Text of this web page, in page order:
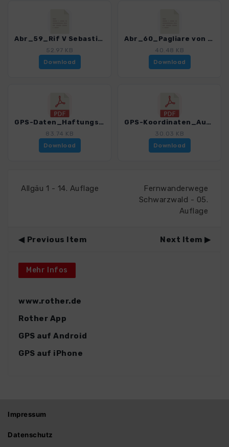
Abr_59_Rif V Sebastiani_4013_2.gpx
52.97 KB
Download
Abr_60_Pagliare von Tione degli Abruzzi_4013_2.gpx
40.48 KB
Download
GPS-Daten_Haftungsausschluss-Nutzungsbedingungen_WF_Abruzzen_4013_2.pdf
83.74 KB
Download
GPS-Koordinaten_Ausgangspunkte_WF_Abruzzen_4013_2.pdf
30.03 KB
Download
Allgäu 1 - 14. Auflage
Fernwanderwege
Schwarzwald - 05.
Auflage
Previous Item Next Item
Mehr Infos
www.rother.de
Rother App
GPS auf Android
GPS auf iPhone
Impressum
Datenschutz